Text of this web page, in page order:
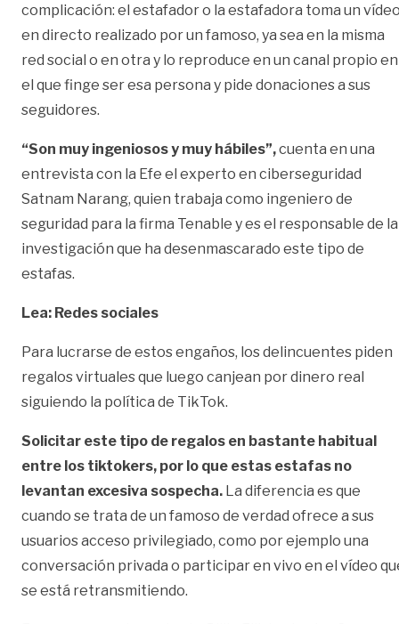
complicación: el estafador o la estafadora toma un
en directo realizado por un famoso, ya sea en la misma
red social o en otra y lo reproduce en un canal propio en
el que finge ser esa persona y pide donaciones a sus
seguidores.
“Son muy ingeniosos y muy hábiles”,cuenta en una
entrevista con la Efe el experto en ciberseguridad
Satnam Narang, quien trabaja como ingeniero de
seguridad para la firma Tenable y es el responsable de la
investigación que ha desenmascarado este tipo de
estafas.
Lea: Redes sociales
Para lucrarse de estos engaños, los delincuentes piden
regalos virtuales que luego canjean por dinero real
siguiendo la política de TikTok.
Solicitar este tipo de regalos en bastante habitual
entre los tiktokers, por lo que estas estafas no
levantan excesiva sospecha. La diferencia es que
cuando se trata de un famoso de verdad ofrece a sus
usuarios acceso privilegiado, como por ejemplo una
conversación privada o participar en vivo en el vídeo
se está retransmitiendo.